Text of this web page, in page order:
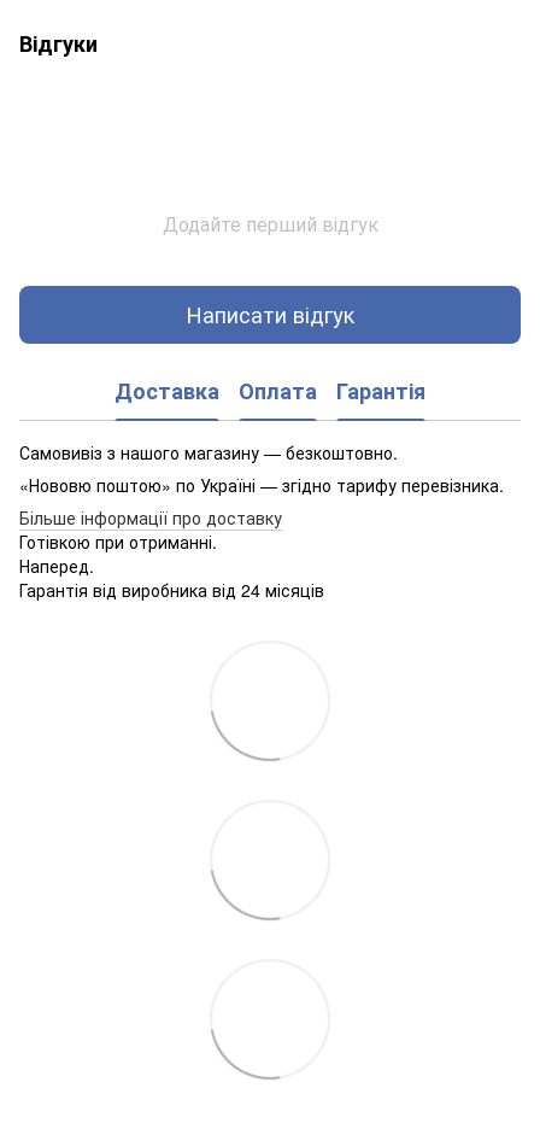
Відгуки
Додайте перший відгук
Написати відгук
Доставка Оплата Гарантія
Самовивіз з нашого магазину — безкоштовно.
«Нововю поштою» по Україні — згідно тарифу перевізника.
Більше інформації про доставку
Готівкою при отриманні.
Наперед.
Гарантія від виробника від 24 місяців